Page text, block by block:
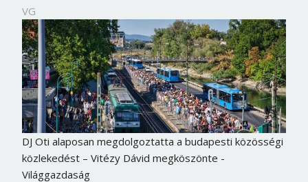
VG
DJ Oti alaposan megdolgoztatta a budapesti közösségi
közlekedést – Vitézy Dávid megköszönte -
Világgazdaság